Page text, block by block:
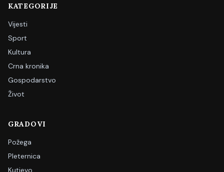
KATEGORIJE
Vijesti
Sport
Kultura
Crna kronika
Gospodarstvo
Život
GRADOVI
Požega
Pleternica
Kutjevo